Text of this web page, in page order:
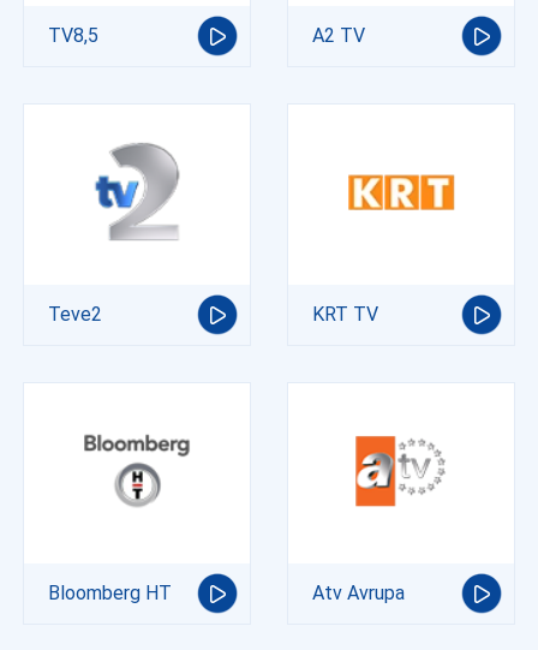
TV8,5 A2 TV
Teve2 KRT TV
Bloomberg HT Atv Avrupa